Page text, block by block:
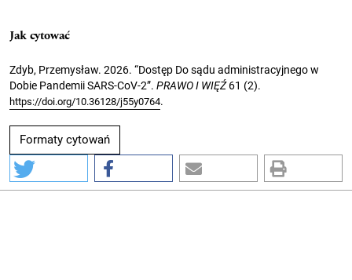
Jak cytować
Zdyb, Przemysław. 2026. “Dostęp Do sądu administracyjnego w
Dobie Pandemii SARS-CoV-2”. PRAWO I WIĘŹ61 (2).
https://doi.org/10.36128/j55y0764.
Formaty cytowań